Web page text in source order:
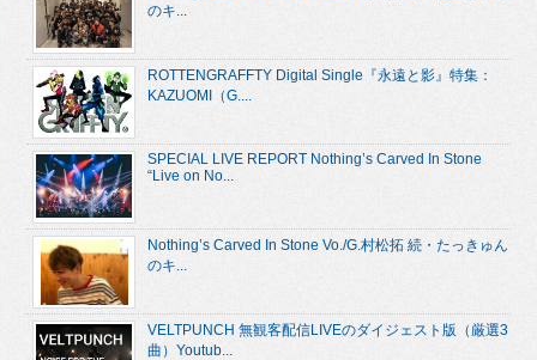
のキ...
ROTTENGRAFFTY Digital Single『永遠と影』特集：
KAZUOMI（G....
SPECIAL LIVE REPORT Nothing’s Carved In Stone
“Live on No...
Nothing’s Carved In Stone Vo./G.村松拓 続・たっきゅん
のキ...
VELTPUNCH 無観客配信LIVEのダイジェスト版（厳選3
曲）Youtub...